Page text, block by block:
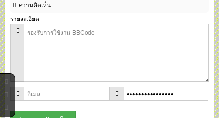
ความคิดเห็น
รายละเอียด